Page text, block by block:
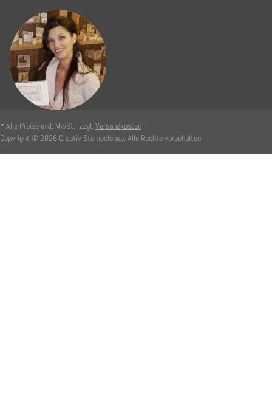
* Alle Preise inkl. MwSt., zzgl. Versandkosten
Copyright © 2026 Creativ Stempelshop. Alle Rechte vorbehalten.